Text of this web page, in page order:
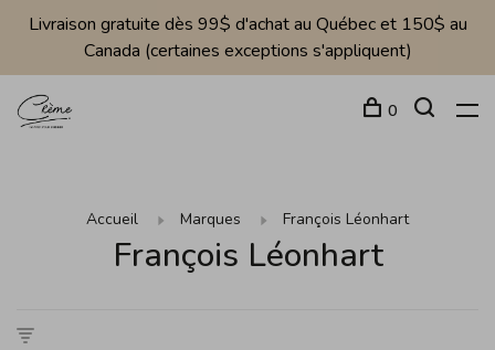
Livraison gratuite dès 99$ d'achat au Québec et 150$ au
Canada (certaines exceptions s'appliquent)
0
Accueil Marques François Léonhart
François Léonhart